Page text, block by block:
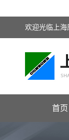
欢迎光临上海
首页